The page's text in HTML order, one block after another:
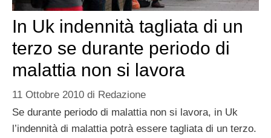
In Uk indennità tagliata di un
terzo se durante periodo di
malattia non si lavora
11 Ottobre 2010 di Redazione
Se durante periodo di malattia non si lavora, in Uk
l’indennità di malattia potrà essere tagliata di un terzo.